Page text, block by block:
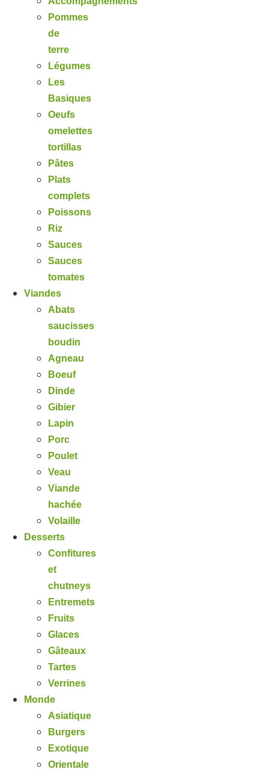
Pommes
de
terre
Légumes
Les
Basiques
Oeufs
omelettes
tortillas
Pâtes
Plats
complets
Poissons
Riz
Sauces
Sauces
tomates
Viandes
Abats
saucisses
boudin
Agneau
Boeuf
Dinde
Gibier
Lapin
Porc
Poulet
Veau
Viande
hachée
Volaille
Desserts
Confitures
et
chutneys
Entremets
Fruits
Glaces
Gâteaux
Tartes
Verrines
Monde
Asiatique
Burgers
Exotique
Orientale